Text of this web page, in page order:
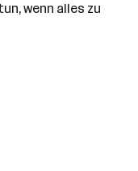
wenn alles zu